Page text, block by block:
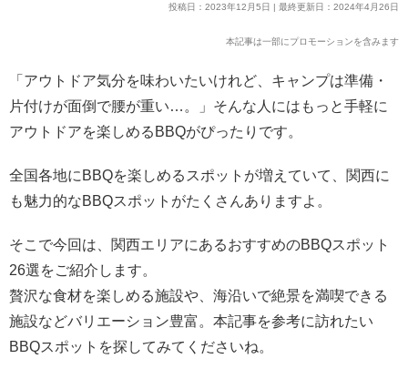
投稿日：2023年12月5日 | 最終更新日：2024年4月26日
本記事は一部にプロモーションを含みます
「アウトドア気分を味わいたいけれど、キャンプは準備・
片付けが面倒で腰が重い…。」そんな人にはもっと手軽に
アウトドアを楽しめるBBQがぴったりです。
全国各地にBBQを楽しめるスポットが増えていて、関西に
も魅力的なBBQスポットがたくさんありますよ。
そこで今回は、関西エリアにあるおすすめのBBQスポット
26選をご紹介します。
贅沢な食材を楽しめる施設や、海沿いで絶景を満喫できる
施設などバリエーション豊富。本記事を参考に訪れたい
BBQスポットを探してみてくださいね。